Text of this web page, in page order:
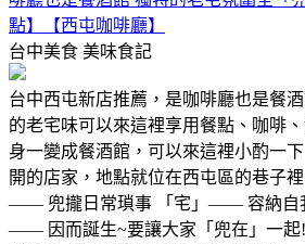
點】【西屯咖啡廳】
台中美食 美味食記
台中西屯新店推薦，是咖啡廳也是餐
的老宅味可以來這裡享用餐點、咖啡
身一變成餐酒館，可以來這裡小酌一
開的店家，地點就位在西屯區的巷子
—— 兜攏日常瑣事 「宅」—— 容納自
—— 因而誕生~要讓大家「兜在」一起